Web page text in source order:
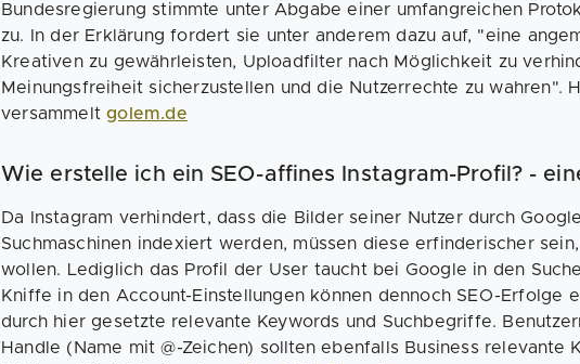
Bundesregierung stimmte unter Abgabe einer umfangreichen
zu. In der Erklärung fordert sie unter anderem dazu auf, "eine
Kreativen zu gewährleisten, Uploadfilter nach Möglichkeit zu
Meinungsfreiheit sicherzustellen und die Nutzerrechte zu wahren".
versammeltgolem.de
Wie erstelle ich ein SEO-affines Instagram-Profil? -
Da Instagram verhindert, dass die Bilder seiner Nutzer durch
Suchmaschinen indexiert werden, müssen diese erfinderischer
wollen. Lediglich das Profil der User taucht bei Google in den
Kniffe in den Account-Einstellungen können dennoch SEO-Erfolge
durch hier gesetzte relevante Keywords und Suchbegriffe.
Handle (Name mit @-Zeichen) sollten ebenfalls Business relevante